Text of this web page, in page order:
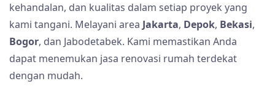
kehandalan, dan kualitas dalam setiap proyek yang
kami tangani. Melayani area Jakarta, Depok, Bekasi,
Bogor, dan Jabodetabek. Kami memastikan Anda
dapat menemukan jasa renovasi rumah terdekat
dengan mudah.